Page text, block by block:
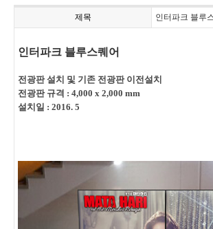
제목 인터파크 블루
인터파크 블루스퀘어
전광판 설치 및 기존 전광판 이전설치
전광판 규격 : 4,000 x 2,000 mm
설치일 : 2016. 5